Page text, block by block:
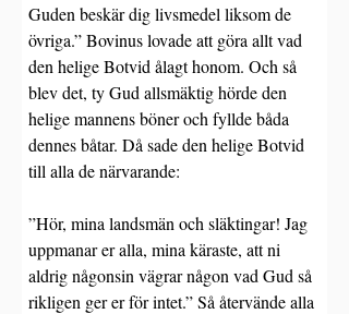
Guden beskär dig livsmedel liksom de
övriga.” Bovinus lovade att göra allt vad
den helige Botvid ålagt honom. Och så
blev det, ty Gud allsmäktig hörde den
helige mannens böner och fyllde båda
dennes båtar. Då sade den helige Botvid
till alla de närvarande:
”Hör, mina landsmän och släktingar! Jag
uppmanar er alla, mina käraste, att ni
aldrig någonsin vägrar någon vad Gud så
rikligen ger er för intet.” Så återvände alla